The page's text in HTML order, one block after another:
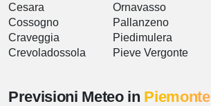
Cesara
Cossogno
Craveggia
Crevoladossola
Ornavasso
Pallanzeno
Piedimulera
Pieve Vergonte
Previsioni Meteo in Piemonte